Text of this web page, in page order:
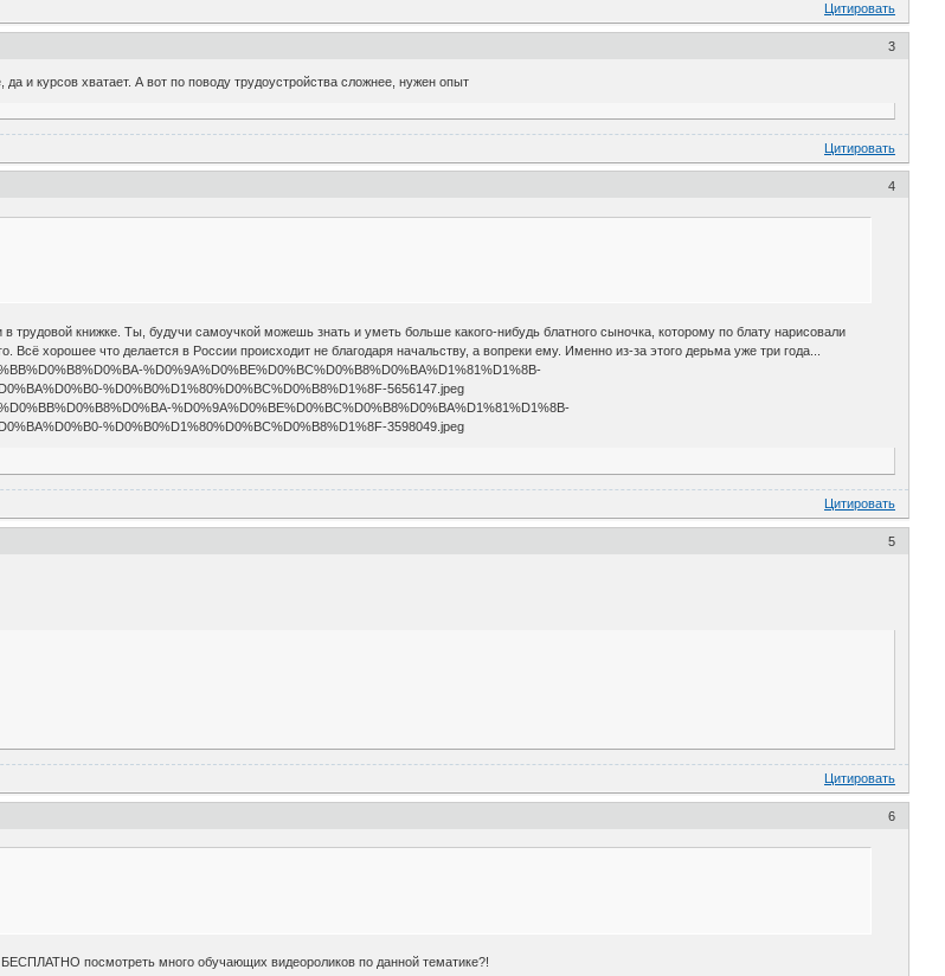
Цитировать
3
и курсов хватает. А вот по поводу трудоустройства сложнее, нужен опыт
Цитировать
4
трудовой книжке. Ты, будучи самоучкой можешь знать и уметь больше какого-нибудь блатного сыночка, которому по блату нарисовали
Всё хорошее что делается в России происходит не благодаря начальству, а вопреки ему. Именно из-за этого дерьма уже три года...
Цитировать
5
Цитировать
6
посмотреть много обучающих видеороликов по данной тематике?!